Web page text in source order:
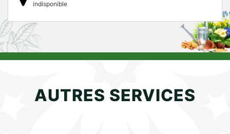
indisponible
AUTRES SERVICES